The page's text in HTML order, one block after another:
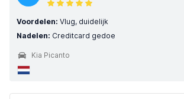
Voordelen: Vlug, duidelijk
Nadelen: Creditcard gedoe
Kia Picanto